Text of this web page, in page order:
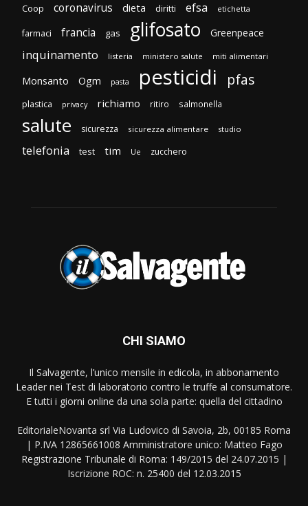
Coop coronavirus dieta diritti efsa etichetta
farmaci francia gas glifosato Greenpeace
inquinamento listeria ministero salute miti alimentari
Monsanto Ogm pasta pesticidi pfas
plastica privacy richiamo ritiro salmonella
salute sicurezza sicurezza alimentare studio
telefonia test tim Ue zucchero
CHI SIAMO
Il Salvagente, l’unico mensile in edicola, in abbonamento
Leader nei Test di laboratorio contro le truffe al consumatore.
E tutti i giorni online da una sola parte: quella del cittadino
EditorialeNovanta srl Via Ludovico di Savoia, 2b, 00185 Roma
| P.IVA 12865661008 Amministratore unico: Matteo Fago
Registrazione Tribunale di Roma: 149/2015 del 24.07.2015 |
Iscrizione ROC: n. 25400 del 12.03.2015